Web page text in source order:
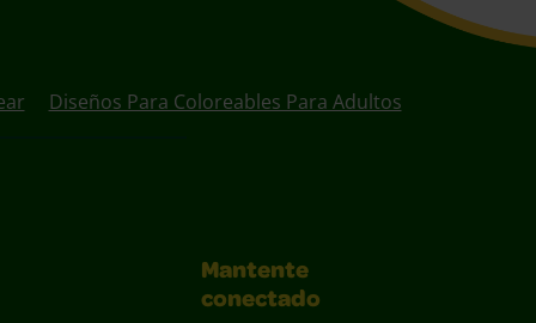
Diseños Para Coloreables Para Adultos
Mantente
conectado